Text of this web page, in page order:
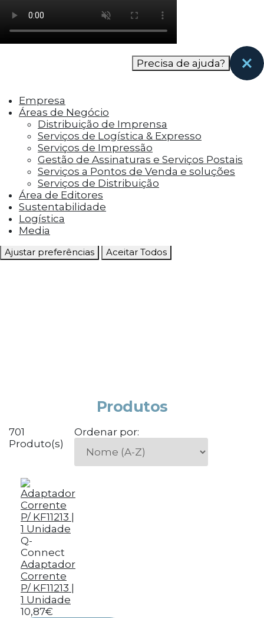
como os visitantes interagem com o site. Esses
cookies ajudam a fornecer informações sobre
as métricas do número de visitantes, taxa de
rejeição, origem do tráfego, etc.
funcionalidades, como compartilhar o
conteúdo do site em plataformas de social
media, coletar feedbacks e outros recursos de
terceiros.
Cookies Marketing
Os cookies de marketing são usados para
entregar aos visitantes anúncios
personalizados com base nas páginas que eles
visitaram antes e analisar a eficácia da
campanha publicitária.
Ajustar preferências Aceitar Todos
Precisa de ajuda?
Empresa
Áreas de Negócio
Distribuição de Imprensa
Serviços de Logística & Expresso
Serviços de Impressão
Gestão de Assinaturas e Serviços Postais
Serviços a Pontos de Venda e soluções
Serviços de Distribuição
Área de Editores
Sustentabilidade
Logística
Media
Produtos
701
Produto(s)
Ordenar por:
Q-
Connect
Adaptador
Corrente
P/ KF11213 |
1 Unidade
10,87€